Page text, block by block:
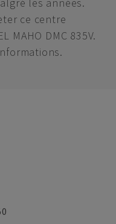
ce centre
MAHO DMC 835V.